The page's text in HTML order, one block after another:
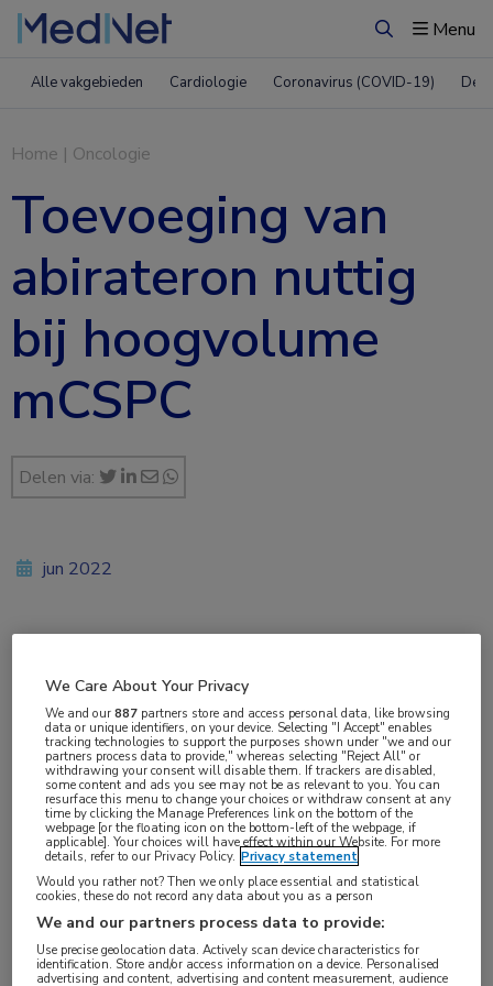
ZoekenMenu
Alle vakgebieden Cardiologie Coronavirus (COVID-19)
Home | Oncologie
Toevoeging van
abirateron nuttig
bij hoogvolume
mCSPC
Delen via:
De combinatie van androgeendeprivatietherapie
(ADT), docetaxel en abirateron verbetert de
jun 2022
Oncologie,Urologie
Aandachtsgebieden:
Uro-oncologie
Tags:
abirateron
We Care About Your Privacy
We and our887 partners store and access personal data, like browsing
data or unique identifiers, on your device. Selecting "I Accept" enables
tracking technologies to support the purposes shown under "we and our
partners process data to provide," whereas selecting "Reject All" or
withdrawing your consent will disable them. If trackers are disabled,
some content and ads you see may not be as relevant to you. You can
resurface this menu to change your choices or withdraw consent at any
time by clicking the Manage Preferences link on the bottom of the
webpage [or the floating icon on the bottom-left of the webpage, if
applicable]. Your choices will have effect within our Website. For more
details, refer to our Privacy Policy. Privacy statement
Would you rather not? Then we only place essential and statistical
cookies, these do not record any data about you as a person
We and our partners process data to provide:
Use precise geolocation data. Actively scan device characteristics for
identification. Store and/or access information on a device. Personalised
advertising and content, advertising and content measurement, audience